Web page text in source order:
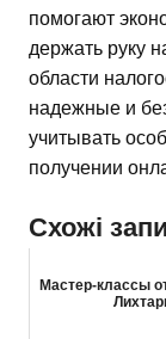
помогают
держать руку
области
надежные и
учитывать
получении
Схожі
Мастер-классы